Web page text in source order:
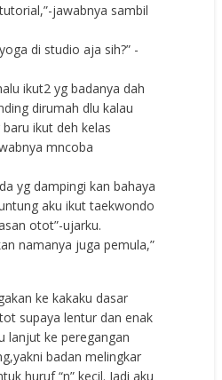
jawabnya sambil
di studio aja sih?” -
ikut2 yg badanya dah
dirumah dlu kalau
ikut deh kelas
mncoba
yg dampingi kan bahaya
aku ikut taekwondo
otot”-ujarku.
namanya juga pemula,”
ke kakaku dasar
supaya lentur dan enak
lanjut ke peregangan
badan melingkar
huruf “n” kecil. Jadi aku